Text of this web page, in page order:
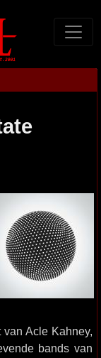
Acle Kahney,
bands van